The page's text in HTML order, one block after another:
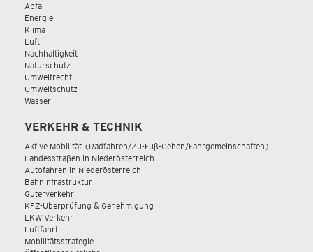
Abfall
Energie
Klima
Luft
Nachhaltigkeit
Naturschutz
Umweltrecht
Umweltschutz
Wasser
VERKEHR & TECHNIK
Aktive Mobilität (Radfahren/Zu-Fuß-Gehen/Fahrgemeinschaften)
Landesstraßen in Niederösterreich
Autofahren in Niederösterreich
Bahninfrastruktur
Güterverkehr
KFZ-Überprüfung & Genehmigung
LKW Verkehr
Luftfahrt
Mobilitätsstrategie